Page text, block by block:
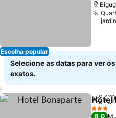
Escolha popular
Selecione as datas para ver
exatos.
Hotel
3 Estrelas
8,0